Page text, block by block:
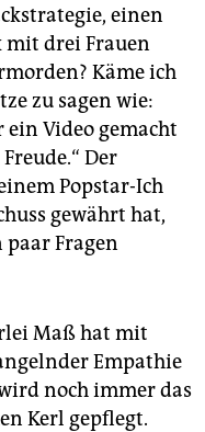
einen
mit drei Frauen
Käme ich
zu sagen wie:
ein Video gemacht
Der
Popstar-Ich
gewährt hat,
paar Fragen
Maß hat mit
Empathie
noch immer das
Kerl gepflegt.